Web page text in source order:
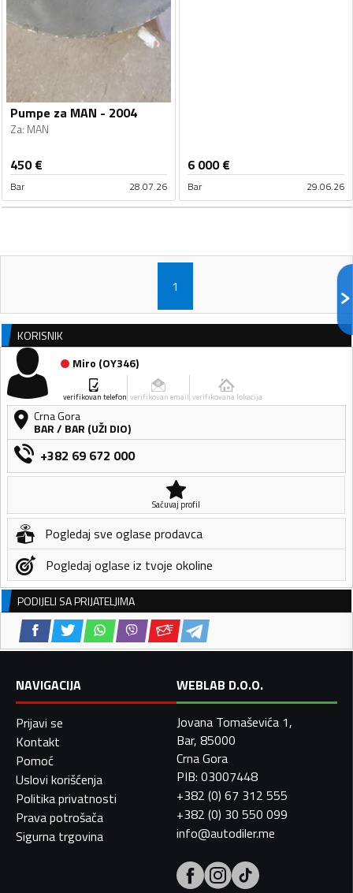
Pumpe za MAN - 2004
Za: MAN
450€
Bar 28.07.26
6 000€
Bar 29.06.26
1
KORISNIK
Miro (OY346)
verifikovan telefon verifikovan email verifikovana lokacija
Crna Gora
BAR/ BAR (UŽI DIO)
+382 69 672 000
Sačuvaj profil
Pogledaj sve oglase prodavca
Pogledaj oglase iz tvoje okoline
PODIJELI SA PRIJATELJIMA
NAVIGACIJA
Prijavi se
Kontakt
Pomoć
Uslovi korišćenja
Politika privatnosti
Prava potrošača
Sigurna trgovina
WEBLAB D.O.O.
Jovana Tomaševića 1,
Bar, 85000
Crna Gora
PIB: 03007448
+382 (0) 67 312 555
+382 (0) 30 550 099
info@autodiler.me